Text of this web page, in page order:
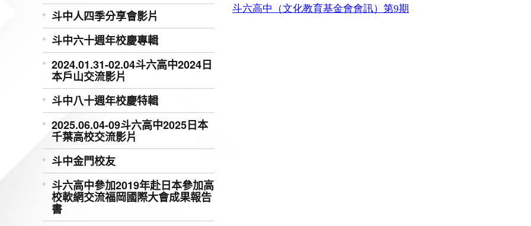
斗中人四季分享會影片
斗中六十週年校慶專輯
2024.01.31-02.04斗六高中2024日
本戶山交流影片
斗中八十週年校慶特輯
2025.06.04-09斗六高中2025日本
千葉高校交流影片
斗中金門校友
斗六高中參加2019年赴日本參加高
校軟網交流福岡國際大會成果報告
書
斗六高中（文化教育基金會會訊）第9期